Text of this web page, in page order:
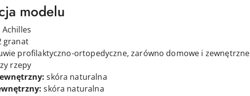
modelu
Achilles
granat
profilaktyczno-ortopedyczne, zarówno domowe i zewnętrzne
rzepy
skóra naturalna
skóra naturalna